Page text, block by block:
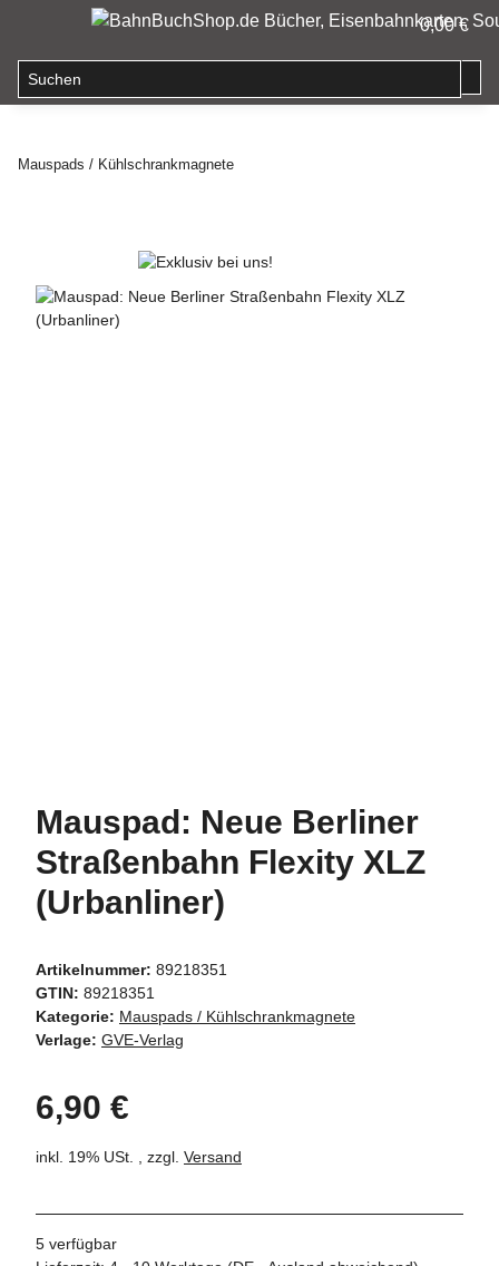
0,00 €
Mauspads / Kühlschrankmagnete
Mauspad: Neue Berliner
Straßenbahn Flexity XLZ
(Urbanliner)
Artikelnummer: 89218351
GTIN: 89218351
Kategorie: Mauspads / Kühlschrankmagnete
Verlage: GVE-Verlag
6,90 €
inkl. 19% USt. , zzgl. Versand
5 verfügbar